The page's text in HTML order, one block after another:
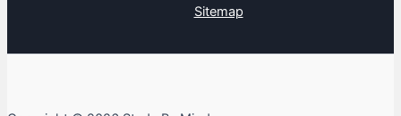
Sitemap